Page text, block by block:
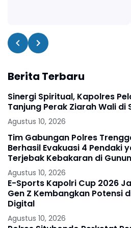
Berita Terbaru
Sinergi Spiritual, Kapolres
Tanjung Perak Ziarah Wali di
Agustus 10, 2026
Tim Gabungan Polres
Berhasil Evakuasi 4 Pendaki
Terjebak Kebakaran di
Agustus 10, 2026
E-Sports Kapolri Cup 2026
Gen Z Kembangkan Potensi
Digital
Agustus 10, 2026